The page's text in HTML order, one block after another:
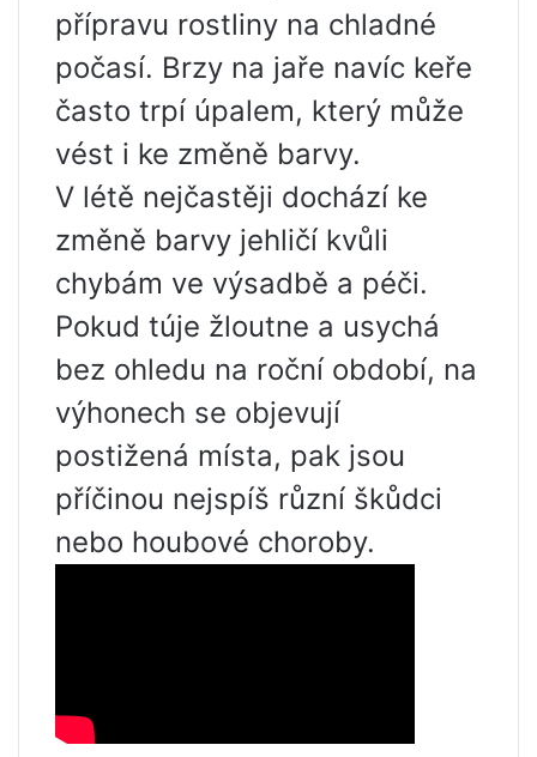
přípravu rostliny na chladné
počasí. Brzy na jaře navíc keře
často trpí úpalem, který může
vést i ke změně barvy.
V létě nejčastěji dochází ke
změně barvy jehličí kvůli
chybám ve výsadbě a péči.
Pokud túje žloutne a usychá
bez ohledu na roční období, na
výhonech se objevují
postižená místa, pak jsou
příčinou nejspíš různí škůdci
nebo houbové choroby.